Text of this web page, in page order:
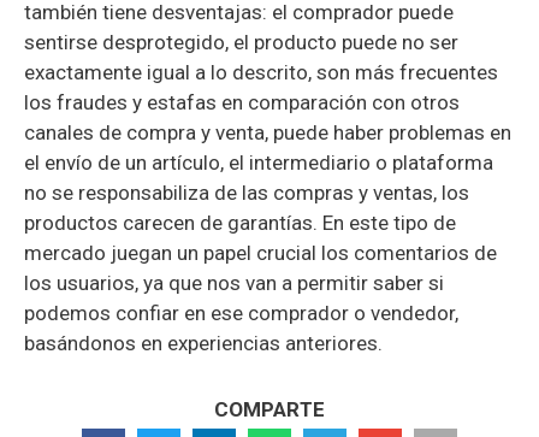
también tiene desventajas: el comprador puede
sentirse desprotegido, el producto puede no ser
exactamente igual a lo descrito, son más frecuentes
los fraudes y estafas en comparación con otros
canales de compra y venta, puede haber problemas en
el envío de un artículo, el intermediario o plataforma
no se responsabiliza de las compras y ventas, los
productos carecen de garantías. En este tipo de
mercado juegan un papel crucial los comentarios de
los usuarios, ya que nos van a permitir saber si
podemos confiar en ese comprador o vendedor,
basándonos en experiencias anteriores.
COMPARTE